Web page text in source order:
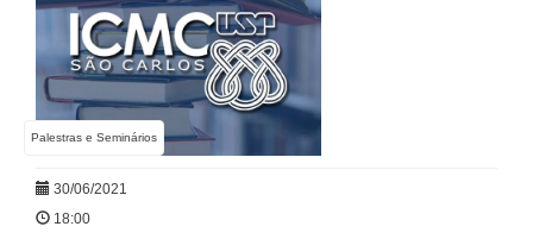
Palestras e Seminários
30/06/2021
18:00